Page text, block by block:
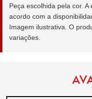
Peça escolhida pela cor.
acordo com a
Imagem ilustrativa. O
variações.